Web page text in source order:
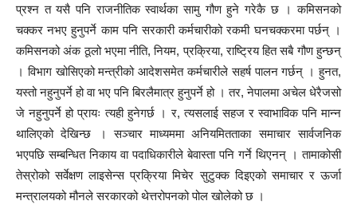
प्रश्न त यसै पनि राजनीतिक स्वार्थका सामु गौण हुने गरेकै छ । कमिसनको
चक्कर नभए हुनुपर्ने काम पनि सरकारी कर्मचारीको रकमी घनचक्करमा पर्छन् ।
कमिसनको अंक ठूलो भएमा नीति, नियम, प्रक्रिया, राष्ट्रिय हित सबै गौण हुन्छन्
। विभाग खोसिएको मन्त्रीको आदेशसमेत कर्मचारीले सहर्ष पालन गर्छन् । हुनत,
यस्तो नहुनुपर्ने हो वा भए पनि बिरलैमात्र हुनुपर्ने हो । तर, नेपालमा अचेल धेरैजसो
जे नहुनुपर्ने हो प्रायः त्यही हुनेगर्छ । र, त्यसलाई सहज र स्वाभाविक पनि मान्न
थालिएको देखिन्छ । सञ्चार माध्यममा अनियमितताका समाचार सार्वजनिक
भएपछि सम्बन्धित निकाय वा पदाधिकारीले बेवास्ता पनि गर्ने थिएनन् । तामाकोसी
तेस्रोको सर्वेक्षण लाइसेन्स प्रक्रिया मिचेर सुटुक्क दिइएको समाचार र ऊर्जा
मन्त्रालयको मौनले सरकारको थेत्तरोपनको पोल खोलेको छ ।